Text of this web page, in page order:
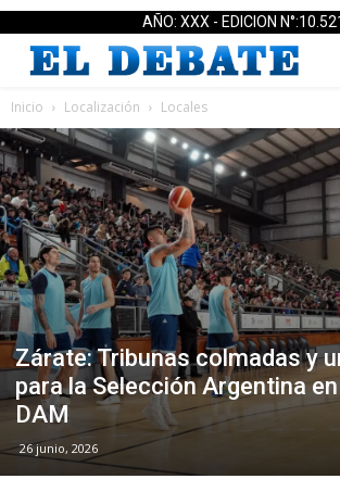
AÑO: XXX - EDICION
Inicio Localización Locales
Zárate: Tribunas colmadas y
para la Selección Argentina
DAM
26 junio, 2026